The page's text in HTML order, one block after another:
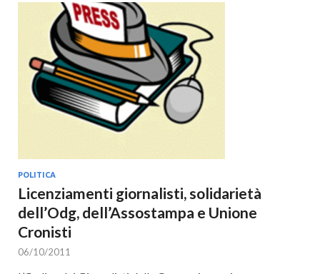
POLITICA
Licenziamenti giornalisti, solidarietà
dell’Odg, dell’Assostampa e Unione
Cronisti
06/10/2011